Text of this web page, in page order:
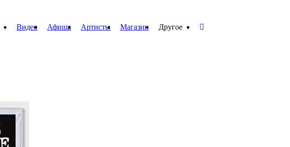
Видео Афиша Артисты Магазин Другое